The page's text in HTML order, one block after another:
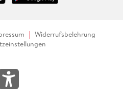
Widerrufsbelehrung